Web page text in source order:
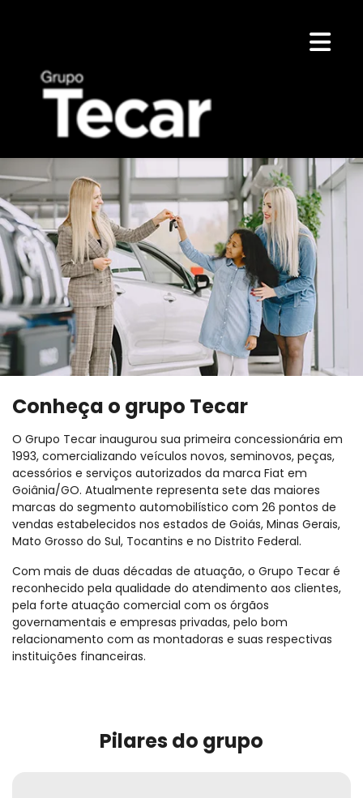
Conheça o grupo Tecar
O Grupo Tecar inaugurou sua primeira concessionária em
1993, comercializando veículos novos, seminovos, peças,
acessórios e serviços autorizados da marca Fiat em
Goiânia/GO. Atualmente representa sete das maiores
marcas do segmento automobilístico com 26 pontos de
vendas estabelecidos nos estados de Goiás, Minas Gerais,
Mato Grosso do Sul, Tocantins e no Distrito Federal.
Com mais de duas décadas de atuação, o Grupo Tecar é
reconhecido pela qualidade do atendimento aos clientes,
pela forte atuação comercial com os órgãos
governamentais e empresas privadas, pelo bom
relacionamento com as montadoras e suas respectivas
instituições financeiras.
Pilares do grupo